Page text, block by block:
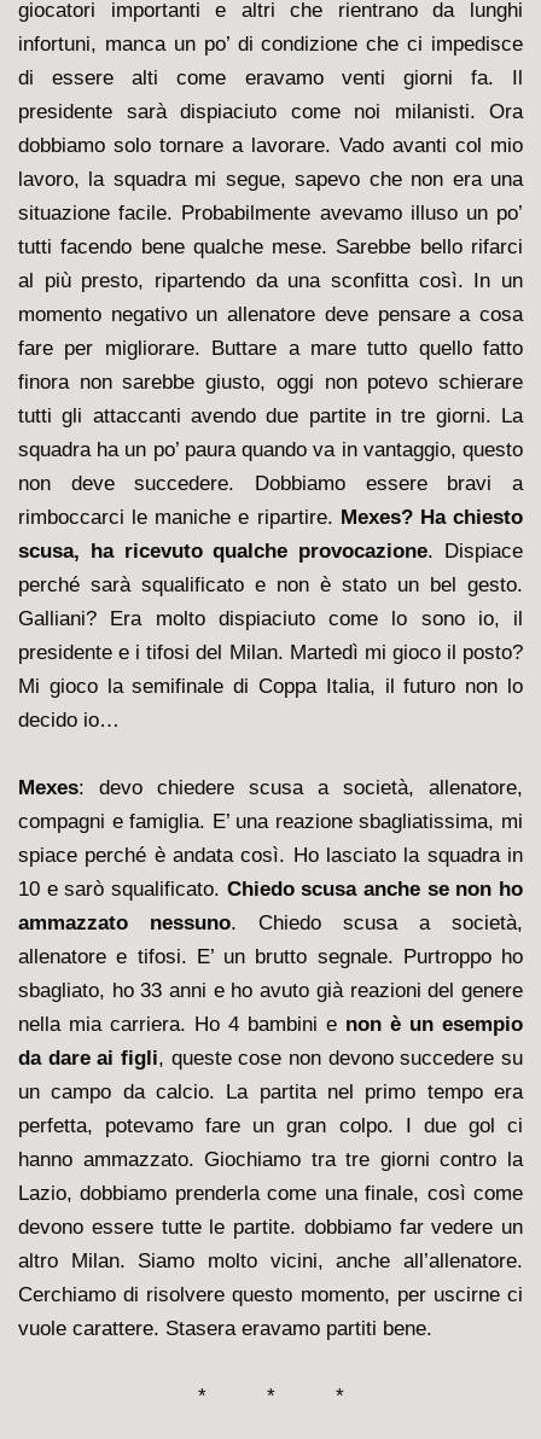
giocatori importanti e altri che rientrano da lunghi
infortuni, manca un po’ di condizione che ci impedisce
di essere alti come eravamo venti giorni fa. Il
presidente sarà dispiaciuto come noi milanisti. Ora
dobbiamo solo tornare a lavorare. Vado avanti col mio
lavoro, la squadra mi segue, sapevo che non era una
situazione facile. Probabilmente avevamo illuso un po’
tutti facendo bene qualche mese. Sarebbe bello rifarci
al più presto, ripartendo da una sconfitta così. In un
momento negativo un allenatore deve pensare a cosa
fare per migliorare. Buttare a mare tutto quello fatto
finora non sarebbe giusto, oggi non potevo schierare
tutti gli attaccanti avendo due partite in tre giorni. La
squadra ha un po’ paura quando va in vantaggio, questo
non deve succedere. Dobbiamo essere bravi a
rimboccarci le maniche e ripartire. Mexes? Ha chiesto
scusa, ha ricevuto qualche provocazione. Dispiace
perché sarà squalificato e non è stato un bel gesto.
Galliani? Era molto dispiaciuto come lo sono io, il
presidente e i tifosi del Milan. Martedì mi gioco il posto?
Mi gioco la semifinale di Coppa Italia, il futuro non lo
decido io…
Mexes: devo chiedere scusa a società, allenatore,
compagni e famiglia. E’ una reazione sbagliatissima, mi
spiace perché è andata così. Ho lasciato la squadra in
10 e sarò squalificato. Chiedo scusa anche se non ho
ammazzato nessuno. Chiedo scusa a società,
allenatore e tifosi. E’ un brutto segnale. Purtroppo ho
sbagliato, ho 33 anni e ho avuto già reazioni del genere
nella mia carriera. Ho 4 bambini e non è un esempio
da dare ai figli, queste cose non devono succedere su
un campo da calcio. La partita nel primo tempo era
perfetta, potevamo fare un gran colpo. I due gol ci
hanno ammazzato. Giochiamo tra tre giorni contro la
Lazio, dobbiamo prenderla come una finale, così come
devono essere tutte le partite. dobbiamo far vedere un
altro Milan. Siamo molto vicini, anche all’allenatore.
Cerchiamo di risolvere questo momento, per uscirne ci
vuole carattere. Stasera eravamo partiti bene.
* * *